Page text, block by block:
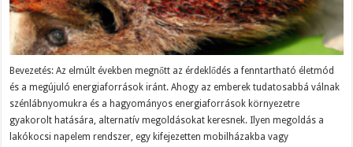
Bevezetés: Az elmúlt években megnőtt az érdeklődés a fenntartható életmód
és a megújuló energiaforrások iránt. Ahogy az emberek tudatosabbá válnak
szénlábnyomukra és a hagyományos energiaforrások környezetre
gyakorolt ​​hatására, alternatív megoldásokat keresnek. Ilyen megoldás a
lakókocsi napelem rendszer, egy kifejezetten mobilházakba vagy